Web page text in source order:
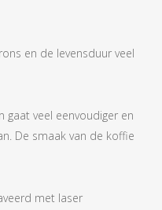
en de levensduur veel
gaat veel eenvoudiger en
De smaak van de koffie
met laser